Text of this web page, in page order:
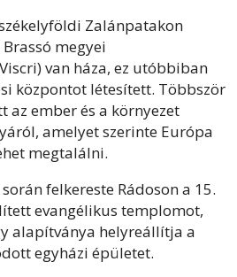
Zalánpatakon
megyei
van háza, ez utóbbiban
központot létesített. Többször
az ember és a környezet
amelyet szerinte Európa
megtalálni.
felkereste Rádoson a 15.
evangélikus templomot,
alapítványa helyreállítja a
egyházi épületet.